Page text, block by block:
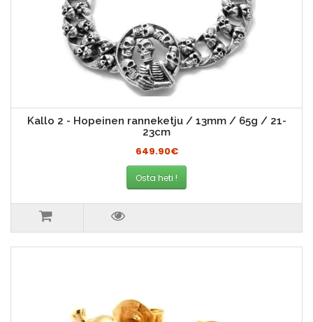
Kallo 2 - Hopeinen ranneketju / 13mm / 65g / 21-
23cm
649.90€
Osta heti !